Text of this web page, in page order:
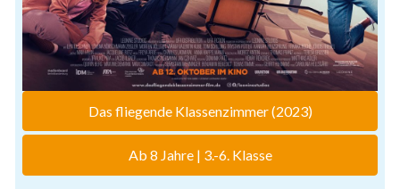
Das fliegende Klassenzimmer (2023)
Ab 8 Jahre | 3.-6. Klasse